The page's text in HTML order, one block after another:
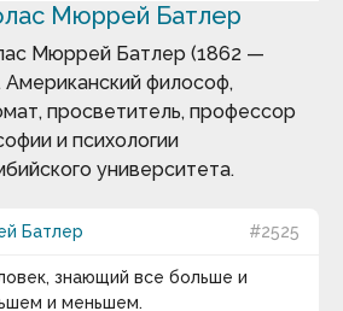
Харун
аль-Джаузи
Мюррей Батлер
Мюррей Батлер (1862 —
Американский философ,
просветитель, профессор
и психологии
университета.
Батлер #2525
знающий все больше и
и меньшем.
человека, человек живет для
keyboard_arrow_down
— раздел философии,